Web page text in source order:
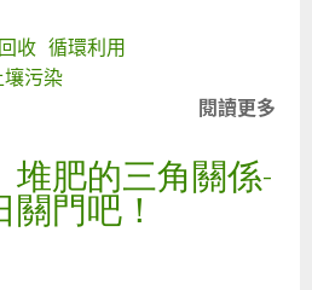
收 循環利用
壤污染
閱讀更多
堆肥的三角關係-
門吧！